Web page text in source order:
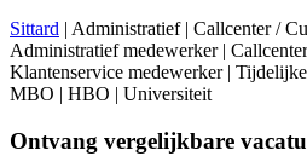
Sittard | Administratief | Callcenter /
Administratief medewerker |
Klantenservice medewerker |
MBO | HBO | Universiteit
Ontvang vergelijkbare